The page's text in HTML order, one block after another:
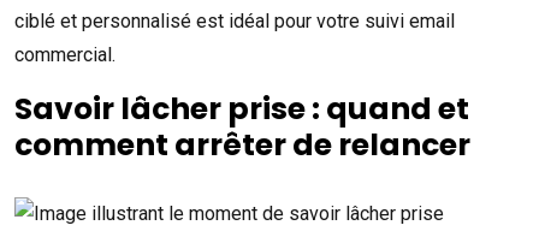
ciblé et personnalisé est idéal pour votre suivi email
commercial.
Savoir lâcher prise : quand et
comment arrêter de relancer